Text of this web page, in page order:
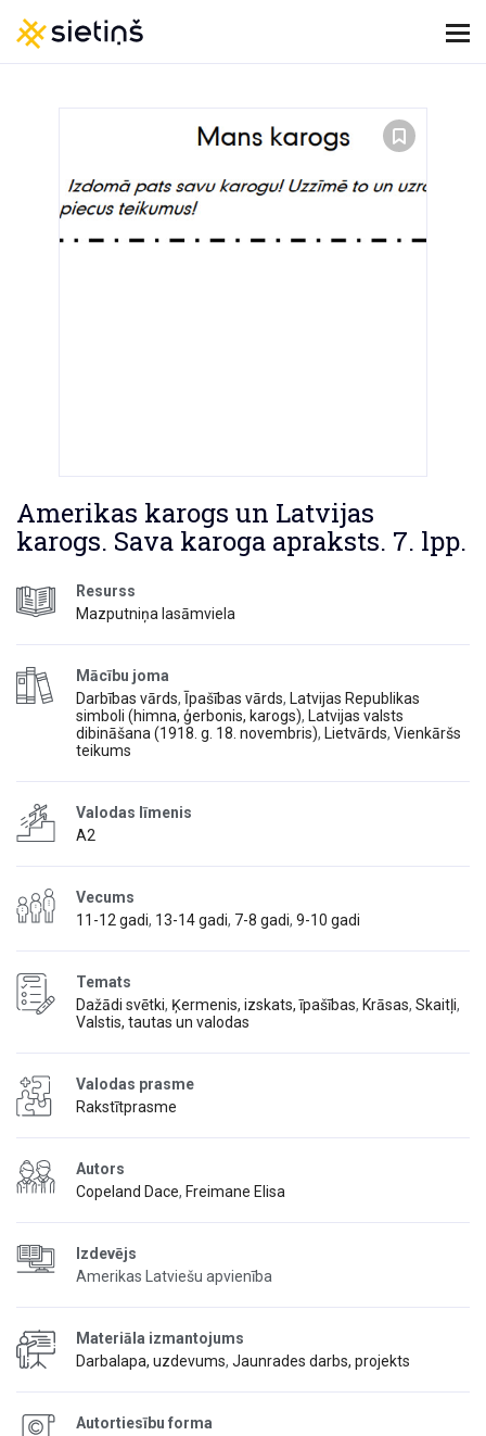
Amerikas karogs un Latvijas
karogs. Sava karoga apraksts. 7. lpp.
Resurss
Mazputniņa lasāmviela
Mācību joma
Darbības vārds, Īpašības vārds, Latvijas Republikas
simboli (himna, ģerbonis, karogs), Latvijas valsts
dibināšana (1918. g. 18. novembris), Lietvārds, Vienkāršs
teikums
Valodas līmenis
A2
Vecums
11-12 gadi, 13-14 gadi, 7-8 gadi, 9-10 gadi
Temats
Dažādi svētki, Ķermenis, izskats, īpašības, Krāsas, Skaitļi,
Valstis, tautas un valodas
Valodas prasme
Rakstītprasme
Autors
Copeland Dace, Freimane Elisa
Izdevējs
Amerikas Latviešu apvienība
Materiāla izmantojums
Darbalapa, uzdevums, Jaunrades darbs, projekts
Autortiesību forma